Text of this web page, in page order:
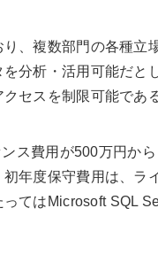
、複数部門の各種立
分析・活用可能だと
セスを制限可能である
費用が500万円から
年度保守費用は、ラ
てはMicrosoft SQL